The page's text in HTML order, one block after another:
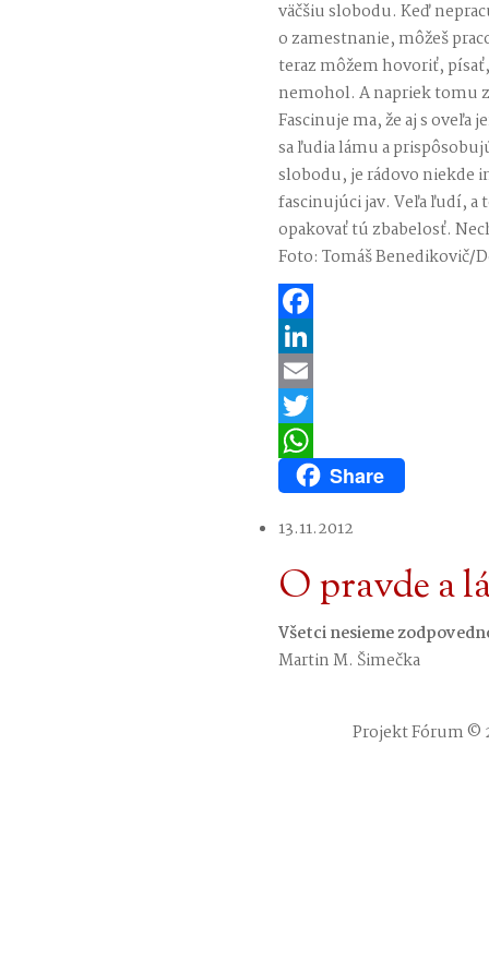
väčšiu slobodu. Keď
o zamestnanie, môžeš
teraz môžem hovoriť,
nemohol. A napriek tomu
Fascinuje ma, že aj s
sa ľudia lámu a
slobodu, je rádovo niekde
fascinujúci jav. Veľa ľudí, a
opakovať tú zbabelosť.
Foto: Tomáš Benedikovič/
Facebook
LinkedIn
Email
Twitter
WhatsAppShare
13.11.2012
O pravde a
Všetci nesieme
Martin M. Šimečka
Projekt Fórum ©